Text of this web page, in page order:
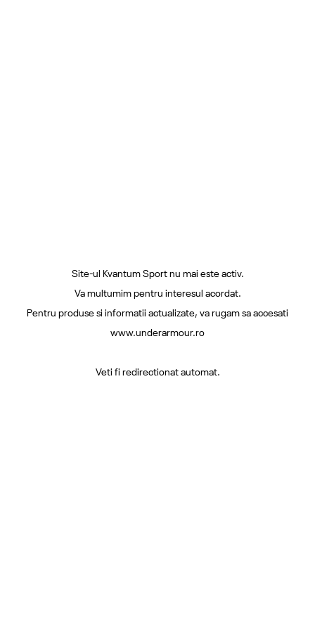
Site-ul Kvantum Sport nu mai este activ.
Va multumim pentru interesul acordat.
Pentru produse si informatii actualizate, va rugam sa accesati
www.underarmour.ro
Veti fi redirectionat automat.